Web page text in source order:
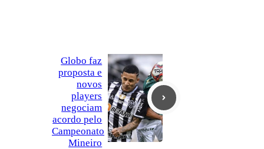
Globo faz
proposta e
novos
players
negociam
acordo pelo
Campeonato
Mineiro